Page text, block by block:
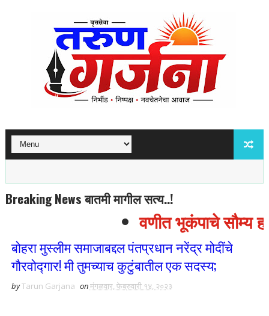
Breaking News बातमी मागील सत्य..!
वणीत भूकंपाचे सौम्य
बोहरा मुस्लीम समाजाबद्दल पंतप्रधान नरेंद्र मोदींचे
गौरवोद्गार! मी तुमच्याच कुटुंबातील एक सदस्य;
byTarun Garjana onमंगळवार, फेब्रुवारी १४, २०२३